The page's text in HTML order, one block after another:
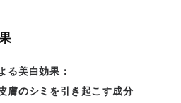
る美白効果：
膚のシミを引き起こす成分